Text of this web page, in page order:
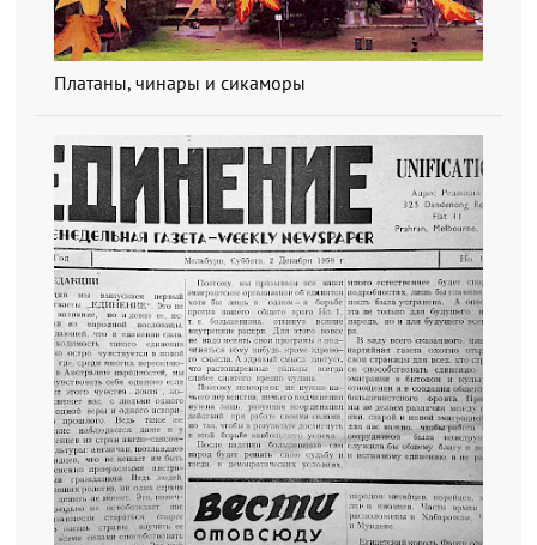
Платаны, чинары и сикаморы